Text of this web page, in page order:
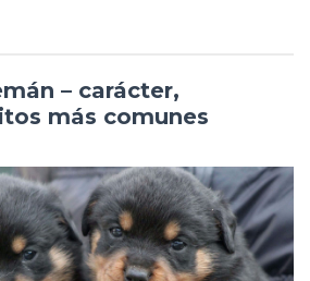
– carácter,
más comunes